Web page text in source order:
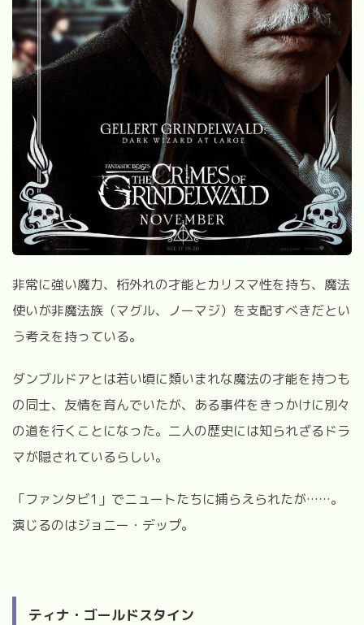
非常に強い魔力、桁外れの才能とカリスマ性を持ち、魔法
使いが非魔法族（マグル、ノーマジ）を支配すべきだとい
う考えを持っている。
ダンブルドアとは若い頃に類いまれな魔法の才能を持つも
の同士、友情を育んでいたが、ある事件をきっかけに別々
の道を行くことになった。二人の歴史には知られざるドラ
マが隠されているらしい。
「ファンタビ1 」でニュートたちに捕らえられたが……。
演じるのはジョニー・デップ。
ティナ・ゴールドスタイン